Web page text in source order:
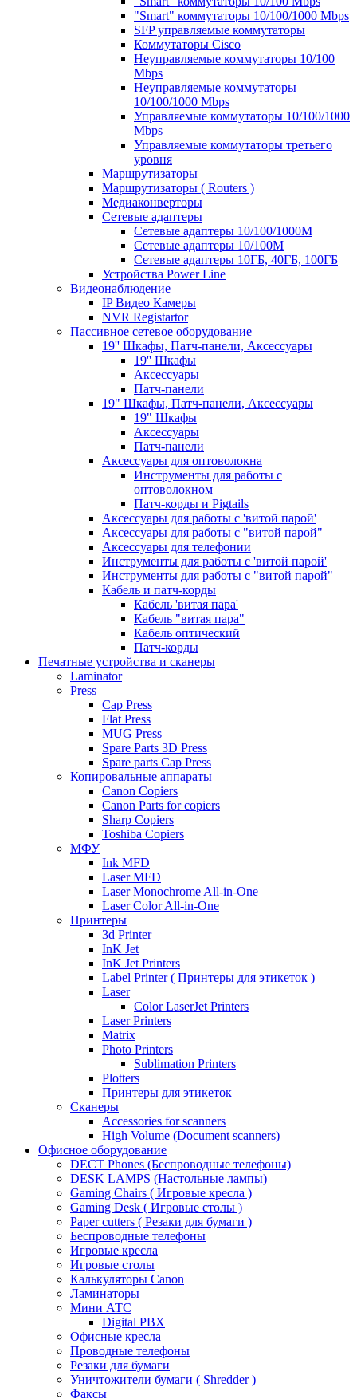
"Smart" коммутаторы 10/100/1000 Mbps
SFP управляемые коммутаторы
Коммутаторы Cisco
Неуправляемые коммутаторы 10/100
Mbps
Неуправляемые коммутаторы
10/100/1000 Mbps
Управляемые коммутаторы 10/100/1000
Mbps
Управляемые коммутаторы третьего
уровня
Маршрутизаторы
Маршрутизаторы ( Routers )
Медиаконверторы
Сетевые адаптеры
Сетевые адаптеры 10/100/1000М
Сетевые адаптеры 10/100M
Сетевые адаптеры 10ГБ, 40ГБ, 100ГБ
Устройства Power Line
Видеонаблюдение
IP Видео Камеры
NVR Registartor
Пассивное сетевое оборудование
19'' Шкафы, Патч-панели, Аксессуары
19'' Шкафы
Аксессуары
Патч-панели
19" Шкафы, Патч-панели, Аксессуары
19" Шкафы
Аксессуары
Патч-панели
Аксессуары для оптоволокна
Инструменты для работы с
оптоволокном
Патч-корды и Pigtails
Аксессуары для работы с 'витой парой'
Аксессуары для работы с "витой парой"
Аксессуары для телефонии
Инструменты для работы с 'витой парой'
Инструменты для работы с "витой парой"
Кабель и патч-корды
Кабель 'витая пара'
Кабель "витая пара"
Кабель оптический
Патч-корды
Печатные устройства и сканеры
Laminator
Press
Cap Press
Flat Press
MUG Press
Spare Parts 3D Press
Spare parts Cap Press
Копировальные аппараты
Canon Copiers
Canon Parts for copiers
Sharp Copiers
Toshiba Copiers
МФУ
Ink MFD
Laser MFD
Laser Monochrome All-in-One
Laser Color All-in-One
Принтеры
3d Printer
InK Jet
InK Jet Printers
Label Printer ( Принтеры для этикеток )
Laser
Color LaserJet Printers
Laser Printers
Matrix
Photo Printers
Sublimation Printers
Plotters
Принтеры для этикеток
Сканеры
Accessories for scanners
High Volume (Document scanners)
Офисное оборудование
DECT Phones (Беспроводные телефоны)
DESK LAMPS (Настольные лампы)
Gaming Chairs ( Игровые кресла )
Gaming Desk ( Игровые столы )
Paper cutters ( Резаки для бумаги )
Беспроводные телефоны
Игровые кресла
Игровые столы
Калькуляторы Canon
Ламинаторы
Мини АТС
Digital PBX
Офисные кресла
Проводные телефоны
Резаки для бумаги
Уничтожители бумаги ( Shredder )
Факсы